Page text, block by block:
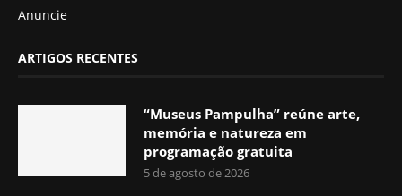
Anuncie
ARTIGOS RECENTES
“Museus Pampulha” reúne arte,
memória e natureza em
programação gratuita
5 de agosto de 2026